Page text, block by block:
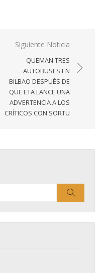
Siguiente Noticia
QUEMAN TRES
AUTOBUSES EN
BILBAO DESPUÉS DE
QUE ETA LANCE UNA
ADVERTENCIA A LOS
CRÍTICOS CON SORTU